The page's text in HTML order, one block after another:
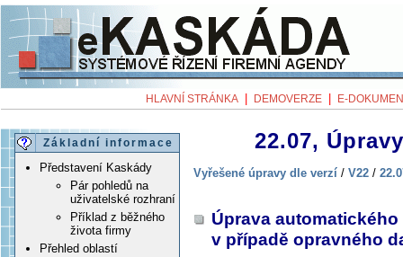
HLAVNÍ STRÁNKA DEMOVERZE E-
Základní informace
Představení Kaskády
Pár pohledů na
uživatelské rozhraní
Příklad z běžného
života firmy
Přehled oblastí
22.07,
Vyřešené úpravy dle verzí / V22 /
Úprava
v případě opravného